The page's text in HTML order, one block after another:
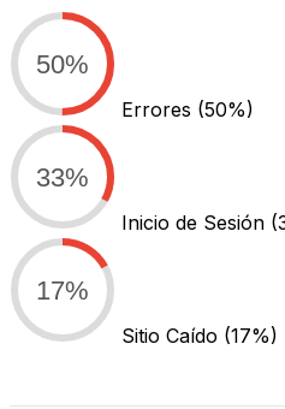
50%
Errores (50%)
33%
Inicio de Sesión
17%
Sitio Caído (17%)